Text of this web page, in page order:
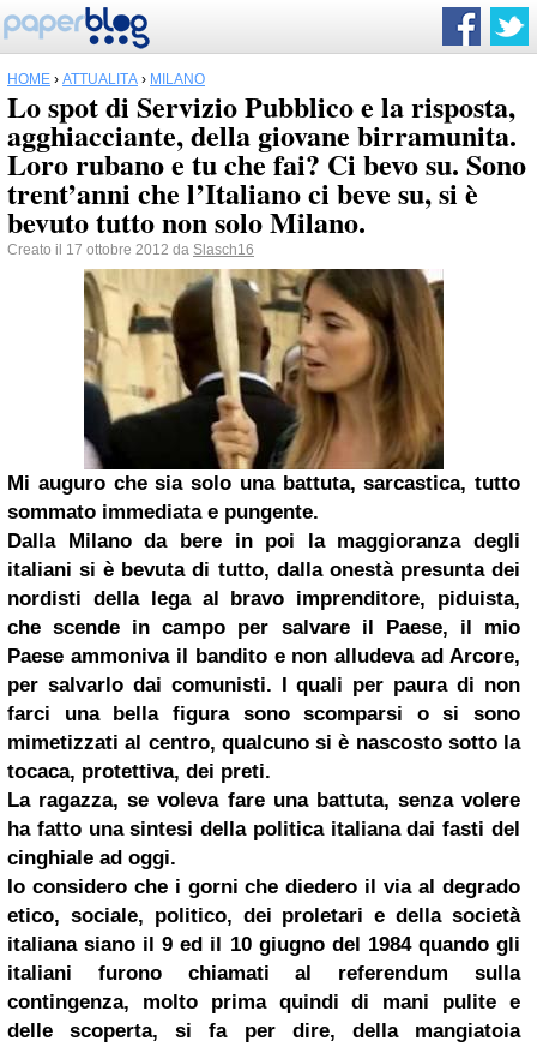
HOME › ATTUALITÀ › MILANO
Lo spot di Servizio Pubblico e la risposta,
agghiacciante, della giovane birramunita.
Loro rubano e tu che fai? Ci bevo su. Sono
trent’anni che l’Italiano ci beve su, si è
bevuto tutto non solo Milano.
Creato il 17 ottobre 2012 da Slasch16
Mi auguro che sia solo una battuta, sarcastica, tutto
sommato immediata e pungente.
Dalla Milano da bere in poi la maggioranza degli
italiani si è bevuta di tutto, dalla onestà presunta dei
nordisti della lega al bravo imprenditore, piduista,
che scende in campo per salvare il Paese, il mio
Paese ammoniva il bandito e non alludeva ad Arcore,
per salvarlo dai comunisti. I quali per paura di non
farci una bella figura sono scomparsi o si sono
mimetizzati al centro, qualcuno si è nascosto sotto la
tocaca, protettiva, dei preti.
La ragazza, se voleva fare una battuta, senza volere
ha fatto una sintesi della politica italiana dai fasti del
cinghiale ad oggi.
Io considero che i gorni che diedero il via al degrado
etico, sociale, politico, dei proletari e della società
italiana siano il 9 ed il 10 giugno del 1984 quando gli
italiani furono chiamati al referendum sulla
contingenza, molto prima quindi di mani pulite e
delle scoperta, si fa per dire, della mangiatoia